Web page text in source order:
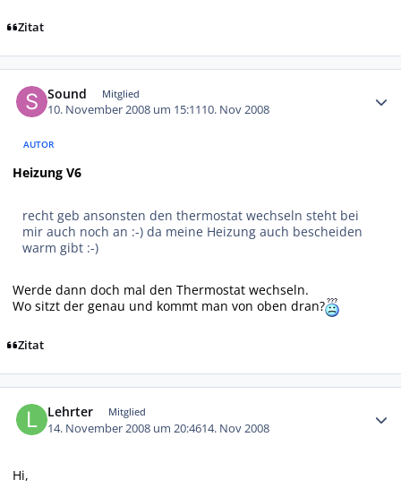
Zitat
Sound Mitglied
10. November 2008 um 15:1110. Nov 2008
AUTOR
Heizung V6
recht geb ansonsten den thermostat wechseln steht bei
mir auch noch an :-) da meine Heizung auch bescheiden
warm gibt :-)
Werde dann doch mal den Thermostat wechseln.
Wo sitzt der genau und kommt man von oben dran?
Zitat
Lehrter Mitglied
14. November 2008 um 20:4614. Nov 2008
Hi,